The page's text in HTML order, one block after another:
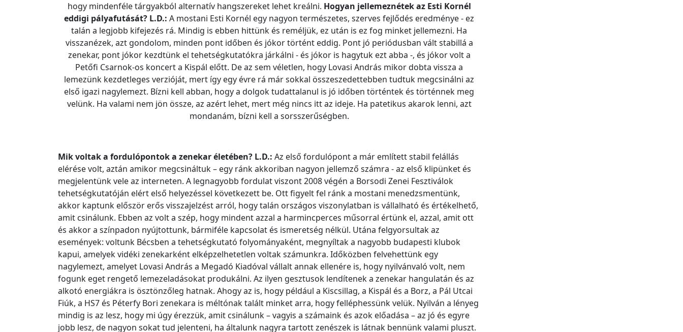
hogy mindenféle tárgyakból alternatív hangszereket lehet kreálni. Hogyan jellemeznétek az Esti Kornél
eddigi pályafutását? L.D.: A mostani Esti Kornél egy nagyon természetes, szerves fejlődés eredménye - ez
talán a legjobb kifejezés rá. Mindig is ebben hittünk és reméljük, ez után is ez fog minket jellemezni. Ha
visszanézek, azt gondolom, minden pont időben és jókor történt eddig. Pont jó periódusban vált stabillá a
zenekar, pont jókor kezdtünk el tehetségkutatókra járkálni - és jókor is hagytuk ezt abba -, és jókor volt a
Petőfi Csarnok-os koncert a Kispál előtt. De az sem véletlen, hogy Lovasi András mikor dobta vissza a
lemezünk kezdetleges verzióját, mert így egy évre rá már sokkal összeszedettebben tudtuk megcsinálni az
első igazi nagylemezt. Bízni kell abban, hogy a dolgok tudattalanul is jó időben történtek és történnek meg
velünk. Ha valami nem jön össze, az azért lehet, mert még nincs itt az ideje. Ha patetikus akarok lenni, azt
mondanám, bízni kell a sorsszerűségben.
Mik voltak a fordulópontok a zenekar életében? L.D.: Az első fordulópont a már említett stabil felállás
elérése volt, aztán amikor megcsináltuk – egy ránk akkoriban nagyon jellemző számra - az első klipünket és
megjelentünk vele az interneten. A legnagyobb fordulat viszont 2008 végén a Borsodi Zenei Fesztiválok
tehetségkutatóján elért első helyezéssel következett be. Ott figyelt fel ránk a mostani menedzsmentünk,
akkor kaptunk először erős visszajelzést arról, hogy talán országos viszonylatban is vállalható és értékelhető,
amit csinálunk. Ebben az volt a szép, hogy mindent azzal a harmincperces műsorral értünk el, azzal, amit ott
és akkor a színpadon nyújtottunk, bármiféle kapcsolat és ismeretség nélkül. Utána felgyorsultak az
események: voltunk Bécsben a tehetségkutató folyományaként, megnyíltak a nagyobb budapesti klubok
kapui, amelyek vidéki zenekarként elképzelhetetlen voltak számunkra. Időközben felvehettünk egy
nagylemezt, amelyet Lovasi András a Megadó Kiadóval vállalt annak ellenére is, hogy nyilvánvaló volt, nem
fogunk eget rengető lemezeladásokat produkálni. Az ilyen gesztusok lendítenek a zenekar hangulatán és az
alkotó energiákra is ösztönzőleg hatnak. Ahogy az is, hogy például a Kiscsillag, a Kispál és a Borz, a Pál Utcai
Fiúk, a HS7 és Péterfy Bori zenekara is méltónak talált minket arra, hogy felléphessünk velük. Nyilván a lényeg
mindig is az lesz, hogy mi úgy érezzük, amit csinálunk – vagyis a számaink és azok előadása – az jó és egyre
jobb lesz, de nagyon sokat tud jelenteni, ha általunk nagyra tartott zenészek is látnak bennünk valami pluszt.